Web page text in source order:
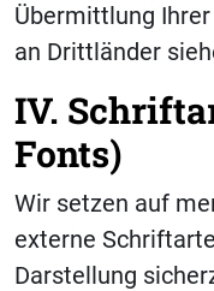
Übermittlung
an Drittländer
IV.
Fonts)
Wir setzen auf
externe
Darstellung